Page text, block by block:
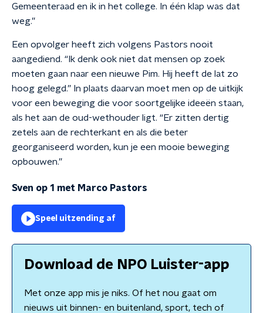
Gemeenteraad en ik in het college. In één klap was dat
weg.”
Een opvolger heeft zich volgens Pastors nooit
aangediend. “Ik denk ook niet dat mensen op zoek
moeten gaan naar een nieuwe Pim. Hij heeft de lat zo
hoog gelegd.” In plaats daarvan moet men op de uitkijk
voor een beweging die voor soortgelijke ideeën staan,
als het aan de oud-wethouder ligt. “Er zitten dertig
zetels aan de rechterkant en als die beter
georganiseerd worden, kun je een mooie beweging
opbouwen.”
Sven op 1 met Marco Pastors
Speel uitzending af
Download de NPO Luister-app
Met onze app mis je niks. Of het nou gaat om
nieuws uit binnen- en buitenland, sport, tech of